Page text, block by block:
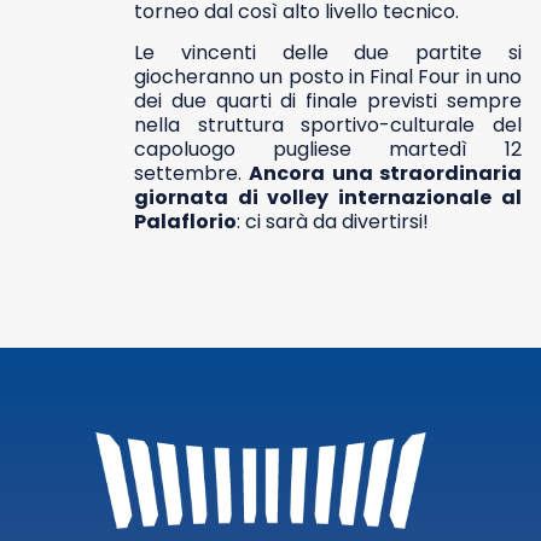
torneo dal così alto livello tecnico.
Le vincenti delle due partite si
giocheranno un posto in Final Four in uno
dei due quarti di finale previsti sempre
nella struttura sportivo-culturale del
capoluogo pugliese martedì 12
settembre.Ancora una straordinaria
giornata di volley internazionale al
Palaflorio: ci sarà da divertirsi!